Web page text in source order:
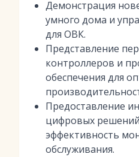
Демонстрация
умного дома и
для ОВК.
Представление
контроллеров и
обеспечения для
Предоставление
цифровых
эффективность
обслуживания.